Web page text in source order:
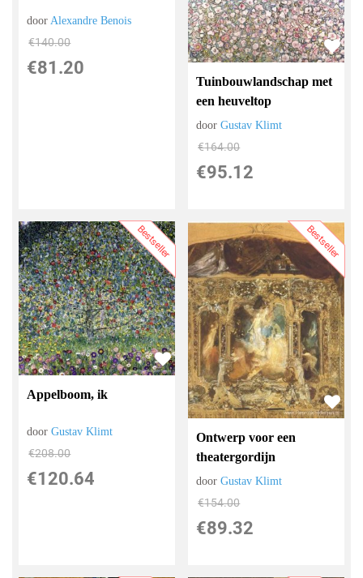
doorAlexandre Benois
€140.00
€81.20
Tuinbouwlandschap met
een heuveltop
doorGustav Klimt
€164.00
€95.12
Bestseller
Appelboom, ik
doorGustav Klimt
€208.00
€120.64
Bestseller
Ontwerp voor een
theatergordijn
doorGustav Klimt
€154.00
€89.32